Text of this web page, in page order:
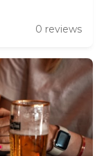
0 reviews